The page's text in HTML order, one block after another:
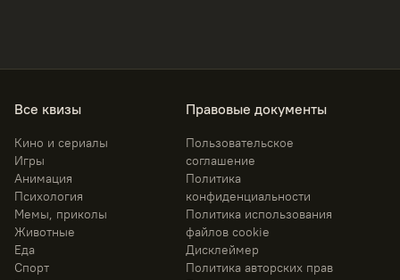
Все квизы
Кино и сериалы
Игры
Анимация
Психология
Мемы, приколы
Животные
Еда
Спорт
Правовые документы
Пользовательское
соглашение
Политика
конфиденциальности
Политика использования
файлов cookie
Дисклеймер
Политика авторских прав